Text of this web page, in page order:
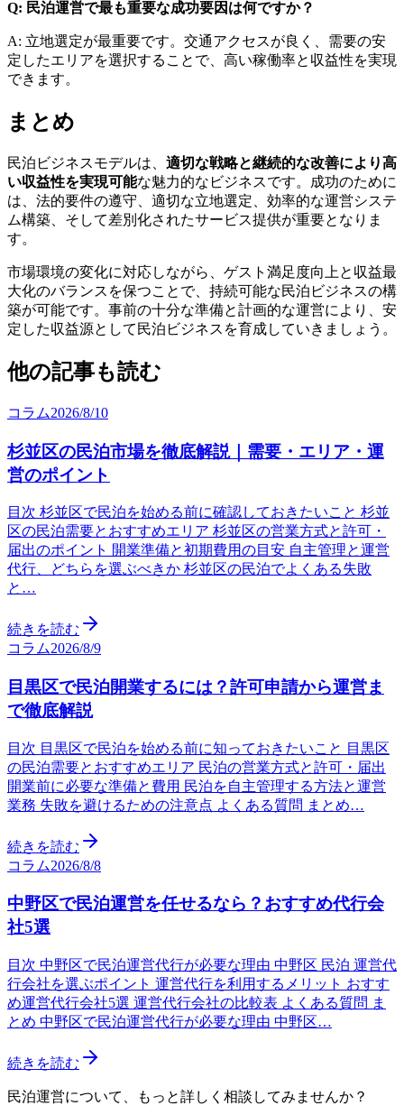
Q: 民泊運営で最も重要な成功要因は何ですか？
A: 立地選定が最重要です。交通アクセスが良く、需要の安
定したエリアを選択することで、高い稼働率と収益性を実現
できます。
まとめ
民泊ビジネスモデルは、 適切な戦略と継続的な改善により高
い収益性を実現可能な魅力的なビジネスです。成功のために
は、法的要件の遵守、適切な立地選定、効率的な運営システ
ム構築、そして差別化されたサービス提供が重要となりま
す。
市場環境の変化に対応しながら、ゲスト満足度向上と収益最
大化のバランスを保つことで、持続可能な民泊ビジネスの構
築が可能です。事前の十分な準備と計画的な運営により、安
定した収益源として民泊ビジネスを育成していきましょう。
他の記事も読む
コラム2026/8/10
杉並区の民泊市場を徹底解説｜需要・エリア・運
営のポイント
目次 杉並区で民泊を始める前に確認しておきたいこと 杉並
区の民泊需要とおすすめエリア 杉並区の営業方式と許可・
届出のポイント 開業準備と初期費用の目安 自主管理と運営
代行、どちらを選ぶべきか 杉並区の民泊でよくある失敗
と…
続きを読む
コラム2026/8/9
目黒区で民泊開業するには？許可申請から運営ま
で徹底解説
目次 目黒区で民泊を始める前に知っておきたいこと 目黒区
の民泊需要とおすすめエリア 民泊の営業方式と許可・届出
開業前に必要な準備と費用 民泊を自主管理する方法と運営
業務 失敗を避けるための注意点 よくある質問 まとめ…
続きを読む
コラム2026/8/8
中野区で民泊運営を任せるなら？おすすめ代行会
社5選
目次 中野区で民泊運営代行が必要な理由 中野区 民泊 運営代
行会社を選ぶポイント 運営代行を利用するメリット おすす
め運営代行会社5選 運営代行会社の比較表 よくある質問 ま
とめ 中野区で民泊運営代行が必要な理由 中野区…
続きを読む
民泊運営について、もっと詳しく相談してみませんか？